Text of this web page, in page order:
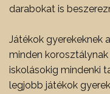
darabokat is
Játékok gyerekeknek
minden
iskolásokig mindenki
legjobb játékok